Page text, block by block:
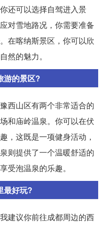
还可以选择自驾进入景
对雪地路况，你需要准备
在喀纳斯景区，你可以欣
然的魅力。
游的景区?
西山区有两个非常适合的
和庙岭温泉。你可以在伏
，这既是一项健身活动，
则提供了一个温暖舒适的
受泡温泉的乐趣。
最好玩?
建议你前往成都周边的西